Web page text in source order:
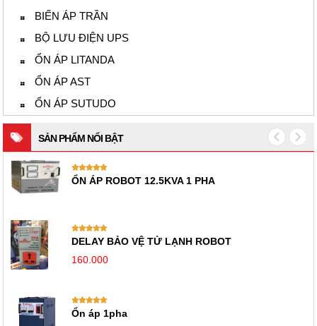
BIẾN ÁP TRẦN
BỘ LƯU ĐIỆN UPS
ỔN ÁP LITANDA
ỔN ÁP AST
ỔN ÁP SUTUDO
SẢN PHẨM NỔI BẬT
HANSHIN 7KVA 1 PHA
HANSHIN 6KVA 3 PHA
ỔN ÁP 3KVA SUTUDO 1 PHA